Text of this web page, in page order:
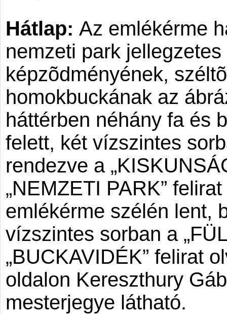
Hátlap: Az emlékérme
nemzeti park
képzõdményének,
homokbuckának az
háttérben néhány fa és
felett, két vízszintes
rendezve a
„NEMZETI PARK”
emlékérme szélén lent,
vízszintes sorban a
„BUCKAVIDÉK” felirat
oldalon Kereszthury
mesterjegye látható.